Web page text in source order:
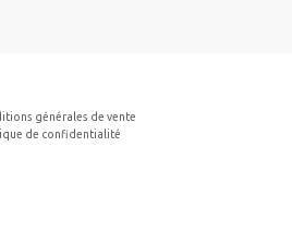
générales de vente
de confidentialité